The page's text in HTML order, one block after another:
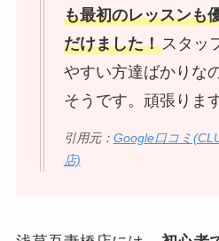
も最初のレッスンも
だけました！スタッ
やすい方達ばかりな
そうです。頑張りま
引用元： Google口コミ
店)